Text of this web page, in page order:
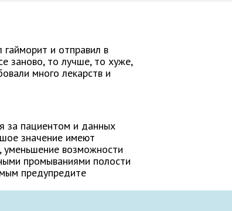
гайморит и отправил в
заново, то лучше, то хуже,
много лекарств и
за пациентом и данных
значение имеют
уменьшение возможности
промываниями полости
предупредите